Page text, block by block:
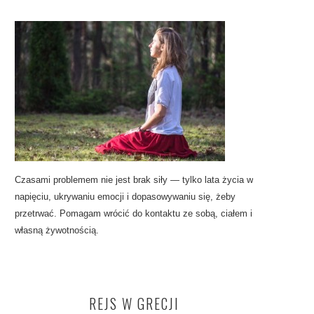
Czasami problemem nie jest brak siły — tylko lata życia w
napięciu, ukrywaniu emocji i dopasowywaniu się, żeby
przetrwać. Pomagam wrócić do kontaktu ze sobą, ciałem i
własną żywotnością.
REJS W GRECJI